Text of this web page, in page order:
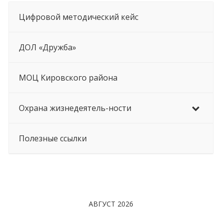
Цифровой методический кейс
ДОЛ «Дружба»
МОЦ Кировского района
Охрана жизнедеятель-ности
Полезные ссылки
АВГУСТ 2026